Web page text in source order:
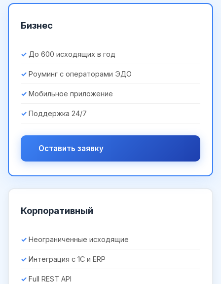
Бизнес
До 600 исходящих в год
Роуминг с операторами ЭДО
Мобильное приложение
Поддержка 24/7
Оставить заявку
Корпоративный
Неограниченные исходящие
Интеграция с 1С и ERP
Full REST API